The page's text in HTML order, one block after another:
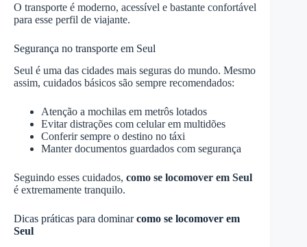
O transporte é moderno, acessível e bastante confortável
para esse perfil de viajante.
Segurança no transporte em Seul
Seul é uma das cidades mais seguras do mundo. Mesmo
assim, cuidados básicos são sempre recomendados:
Atenção a mochilas em metrôs lotados
Evitar distrações com celular em multidões
Conferir sempre o destino no táxi
Manter documentos guardados com segurança
Seguindo esses cuidados, como se locomover em Seul
é extremamente tranquilo.
Dicas práticas para dominarcomo se locomover em
Seul